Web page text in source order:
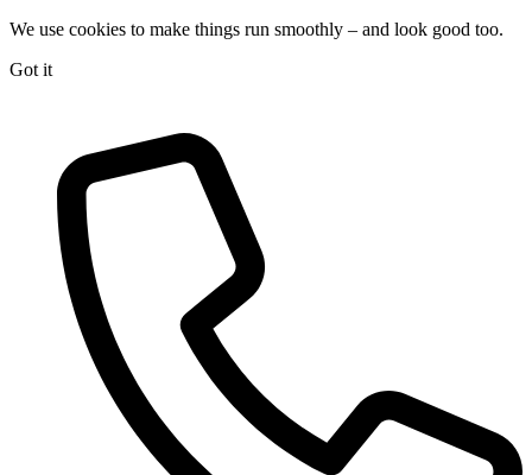
We use cookies to make things run smoothly – and look good too.
Got it